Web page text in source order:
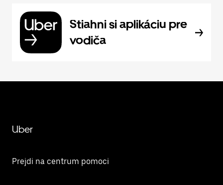
Stiahni si aplikáciu pre
vodiča
Uber
Prejdi na centrum pomoci